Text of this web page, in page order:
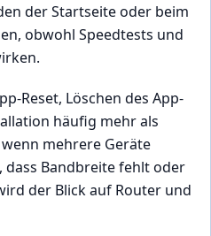
der Startseite oder beim
obwohl Speedtests und
Reset, Löschen des App-
häufig mehr als
mehrere Geräte
dass Bandbreite fehlt oder
der Blick auf Router und